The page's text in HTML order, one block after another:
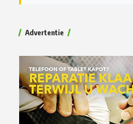
Advertentie